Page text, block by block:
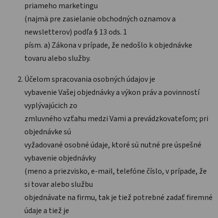
priameho marketingu
(najmä pre zasielanie obchodných oznamov a
newsletterov) podľa § 13 ods. 1
písm. a) Zákona v prípade, že nedošlo k objednávke
tovaru alebo služby.
Účelom spracovania osobných údajov je
vybavenie Vašej objednávky a výkon práv a povinností
vyplývajúcich zo
zmluvného vzťahu medzi Vami a prevádzkovateľom; pri
objednávke sú
vyžadované osobné údaje, ktoré sú nutné pre úspešné
vybavenie objednávky
(meno a priezvisko, e-mail, telefóne číslo, v prípade, že
si tovar alebo službu
objednávate na firmu, tak je tiež potrebné zadať firemné
údaje a tiež je